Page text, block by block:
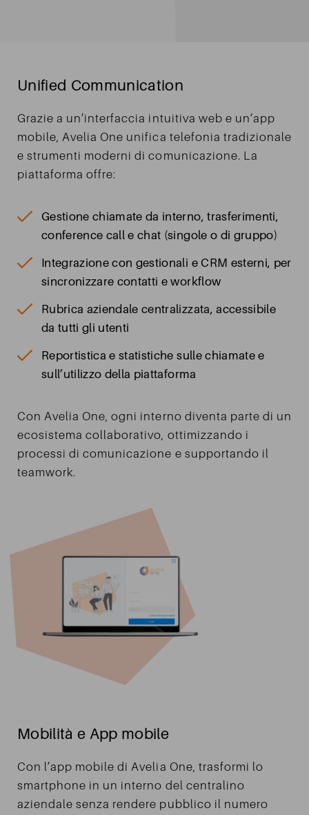
Unified Communication
Grazie a un’interfaccia intuitiva web e un’app
mobile, Avelia One unifica telefonia tradizionale
e strumenti moderni di comunicazione. La
piattaforma offre:
Gestione chiamate da interno, trasferimenti,
conference call e chat (singole o di gruppo)
Integrazione con gestionali e CRM esterni, per
sincronizzare contatti e workflow
Rubrica aziendale centralizzata, accessibile
da tutti gli utenti
Reportistica e statistiche sulle chiamate e
sull’utilizzo della piattaforma
Con Avelia One, ogni interno diventa parte di un
ecosistema collaborativo, ottimizzando i
processi di comunicazione e supportando il
teamwork.
Mobilità e App mobile
Con l’app mobile di Avelia One, trasformi lo
smartphone in un interno del centralino
aziendale senza rendere pubblico il numero